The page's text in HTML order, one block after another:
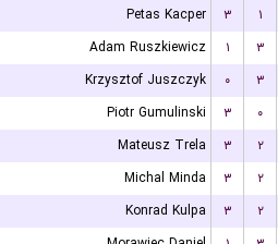
Petas Kacper
۳ ۱
Adam Ruszkiewicz
۱ ۳
Krzysztof Juszczyk
۰ ۳
Piotr Gumulinski
۳ ۰
Mateusz Trela
۳ ۲
Michal Minda
۳ ۲
Konrad Kulpa
۳ ۲